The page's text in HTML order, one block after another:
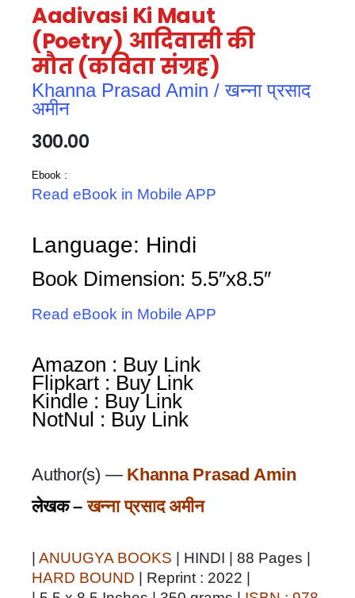
Aadivasi Ki Maut
(Poetry) आदिवासी की
मौत (कविता संग्रह)
Khanna Prasad Amin / खन्ना प्रसाद
अमीन
300.00
Ebook :
Read eBook in Mobile APP
Language: Hindi
Book Dimension: 5.5″x8.5″
Read eBook in Mobile APP
Amazon : Buy Link
Flipkart : Buy Link
Kindle : Buy Link
NotNul : Buy Link
Author(s) —Khanna Prasad Amin
लेखक –खन्ना प्रसाद अमीन
ANUUGYA BOOKS | HINDI | 88 Pages |
HARD BOUND | Reprint : 2022 |